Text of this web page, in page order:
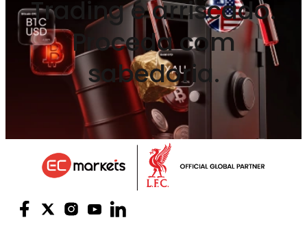
Trading é arriscado.
Proceda com
sabedoria.